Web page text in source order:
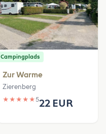
Campingplads
Zur Warme
Zierenberg
★ ★ ★ ★ ★522 EUR